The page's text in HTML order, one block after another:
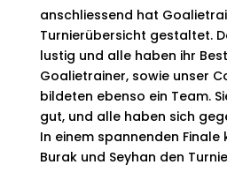
anschliessend hat
Turnierübersicht gestaltet.
lustig und alle haben ihr
Goalietrainer, sowie unser
bildeten ebenso ein Team.
gut, und alle haben sich
In einem spannenden Finale
Burak und Seyhan den